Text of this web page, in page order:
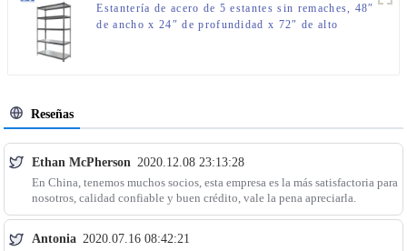
Estantería de acero de 5 estantes sin remaches, 48″
de ancho x 24″ de profundidad x 72″ de alto
Reseñas
Ethan McPherson 2020.12.08 23:13:28
En China, tenemos muchos socios, esta empresa es la más satisfactoria para
nosotros, calidad confiable y buen crédito, vale la pena apreciarla.
Antonia 2020.07.16 08:42:21